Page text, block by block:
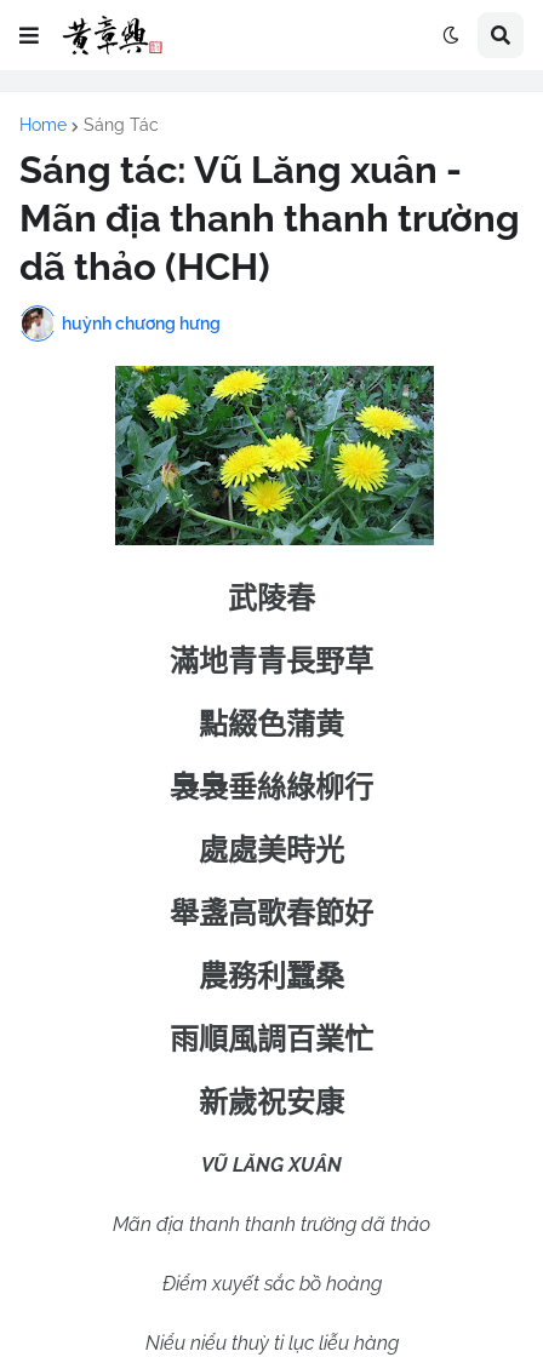
Home Sáng Tác
Sáng tác: Vũ Lăng xuân -
Mãn địa thanh thanh trường
dã thảo (HCH)
huỳnh chương hưng
武陵春
滿地青青長野草
點綴色蒲黄
裊裊垂絲綠柳行
處處美時光
舉盞高歌春節好
農務利蠶桑
雨順風調百業忙
新歲祝安康
VŨ LĂNG XUÂN
Mãn địa thanh thanh trường dã thảo
Điểm xuyết sắc bồ hoàng
Niểu niểu thuỳ ti lục liễu hàng